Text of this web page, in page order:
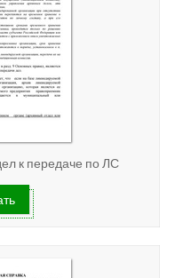
к передаче по ЛС